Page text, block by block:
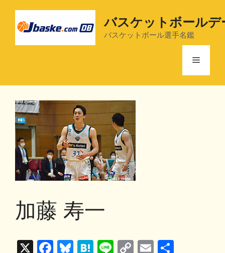
バスケットボールデ
バスケットボール選手名鑑
メ
加藤 寿一
X
F
Bl H
Li C
E